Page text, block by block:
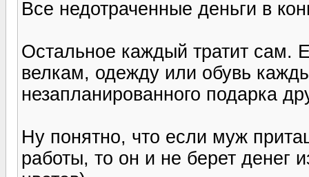
Все недотраченные деньги в
Остальное каждый тратит сам.
велкам, одежду или обувь
незапланированного подарка
Ну понятно, что если муж
работы, то он и не берет денег